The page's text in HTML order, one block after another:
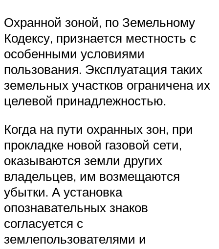
Охранной зоной, по Земельному
Кодексу, признается местность с
особенными условиями
пользования. Эксплуатация таких
земельных участков ограничена их
целевой принадлежностью.
Когда на пути охранных зон, при
прокладке новой газовой сети,
оказываются земли других
владельцев, им возмещаются
убытки. А установка
опознавательных знаков
согласуется с
землепользователями и